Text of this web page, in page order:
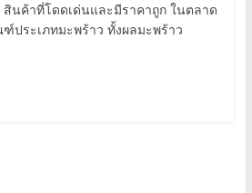
นค้าที่โดดเด่นและมีราคาถูก ในตลาด
ประเภทมะพร้าว ทั้งผลมะพร้าว